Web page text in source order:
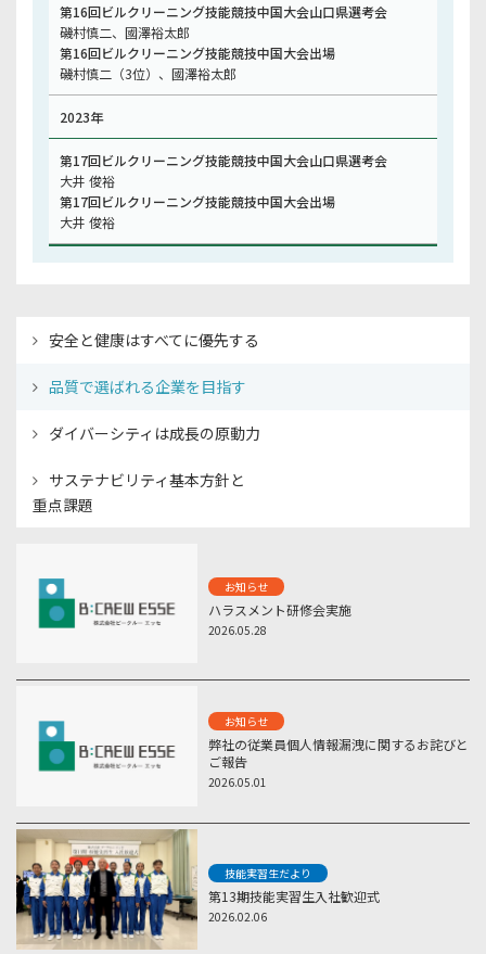
第16回ビルクリーニング技能競技中国大会山口県選考会
磯村慎二、國澤裕太郎
第16回ビルクリーニング技能競技中国大会出場
磯村慎二（3位）、國澤裕太郎
2023年
第17回ビルクリーニング技能競技中国大会山口県選考会
大井 俊裕
第17回ビルクリーニング技能競技中国大会出場
大井 俊裕
安全と健康はすべてに優先する
品質で選ばれる企業を目指す
ダイバーシティは成長の原動力
サステナビリティ基本方針と
重点課題
お知らせ
ハラスメント研修会実施
2026.05.28
お知らせ
弊社の従業員個人情報漏洩に関するお詫びと
ご報告
2026.05.01
技能実習生だより
第13期技能実習生入社歓迎式
2026.02.06